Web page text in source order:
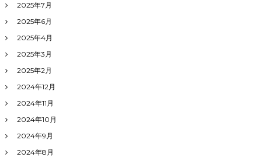
2025年7月
2025年6月
2025年4月
2025年3月
2025年2月
2024年12月
2024年11月
2024年10月
2024年9月
2024年8月